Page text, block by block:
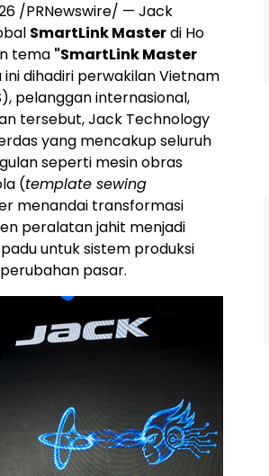
/PRNewswire/ — Jack
SmartLink Masterdi Ho
tema "SmartLink Master
ini dihadiri perwakilan Vietnam
pelanggan internasional,
tersebut, Jack Technology
yang mencakup seluruh
seperti mesin obras
(template sewing
menandai transformasi
peralatan jahit menjadi
untuk sistem produksi
pasar.